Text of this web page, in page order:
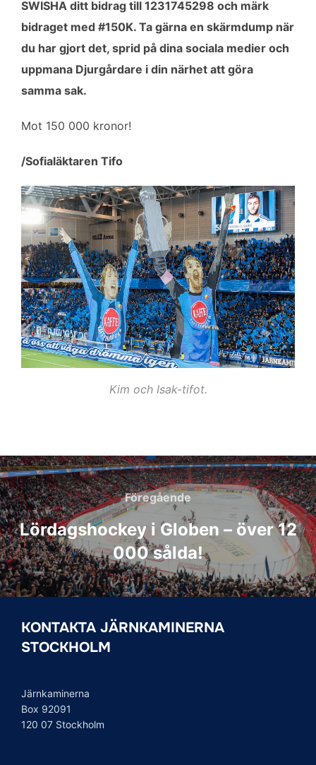
SWISHA ditt bidrag till 1231745298 och märk
bidraget med #150K. Ta gärna en skärmdump när
du har gjort det, sprid på dina sociala medier och
uppmana Djurgårdare i din närhet att göra
samma sak.
Mot 150 000 kronor!
/Sofialäktaren Tifo
Kim och Isak-tifot.
Inläggsnavigering
Föregående
Föregående
Lördagshockey i Globen – över 12
000 sålda!
KONTAKTA JÄRNKAMINERNA
STOCKHOLM
Järnkaminerna
Box 92091
120 07 Stockholm